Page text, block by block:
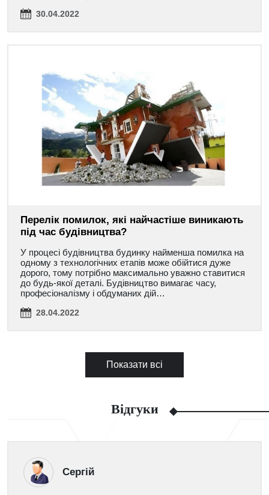
30.04.2022
Перелік помилок, які найчастіше виникають
під час будівництва?
У процесі будівництва будинку найменша помилка на
одному з технологічних етапів може обійтися дуже
дорого, тому потрібно максимально уважно ставитися
до будь-якої деталі. Будівництво вимагає часу,
професіоналізму і обдуманих дій…
28.04.2022
Показати всі
Відгуки
Сергій